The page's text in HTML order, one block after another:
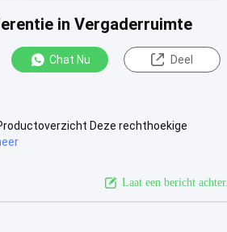
in Vergaderruimte
Chat Nu Deel
Deze rechthoekige
Laat een bericht achter.